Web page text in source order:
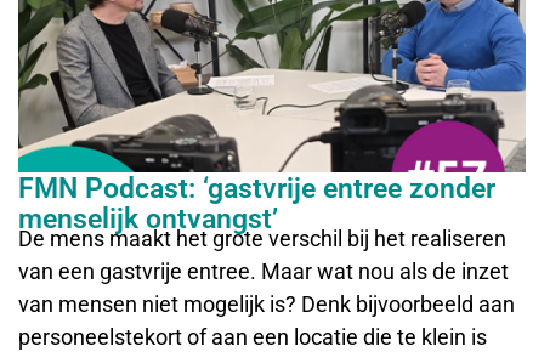
FMN Podcast: ‘gastvrije entree zonder
menselijk ontvangst’
De mens maakt het grote verschil bij het realiseren
van een gastvrije entree. Maar wat nou als de inzet
van mensen niet mogelijk is? Denk bijvoorbeeld aan
personeelstekort of aan een locatie die te klein is